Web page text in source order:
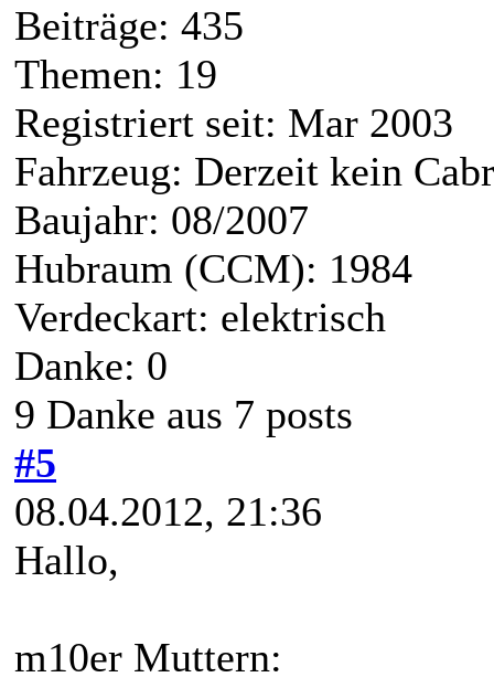
Beiträge: 435
Themen: 19
Registriert seit: Mar 2003
Fahrzeug: Derzeit kein
Baujahr: 08/2007
Hubraum (CCM): 1984
Verdeckart: elektrisch
Danke: 0
9 Danke aus 7 posts
#5
08.04.2012, 21:36
Hallo,
m10er Muttern: